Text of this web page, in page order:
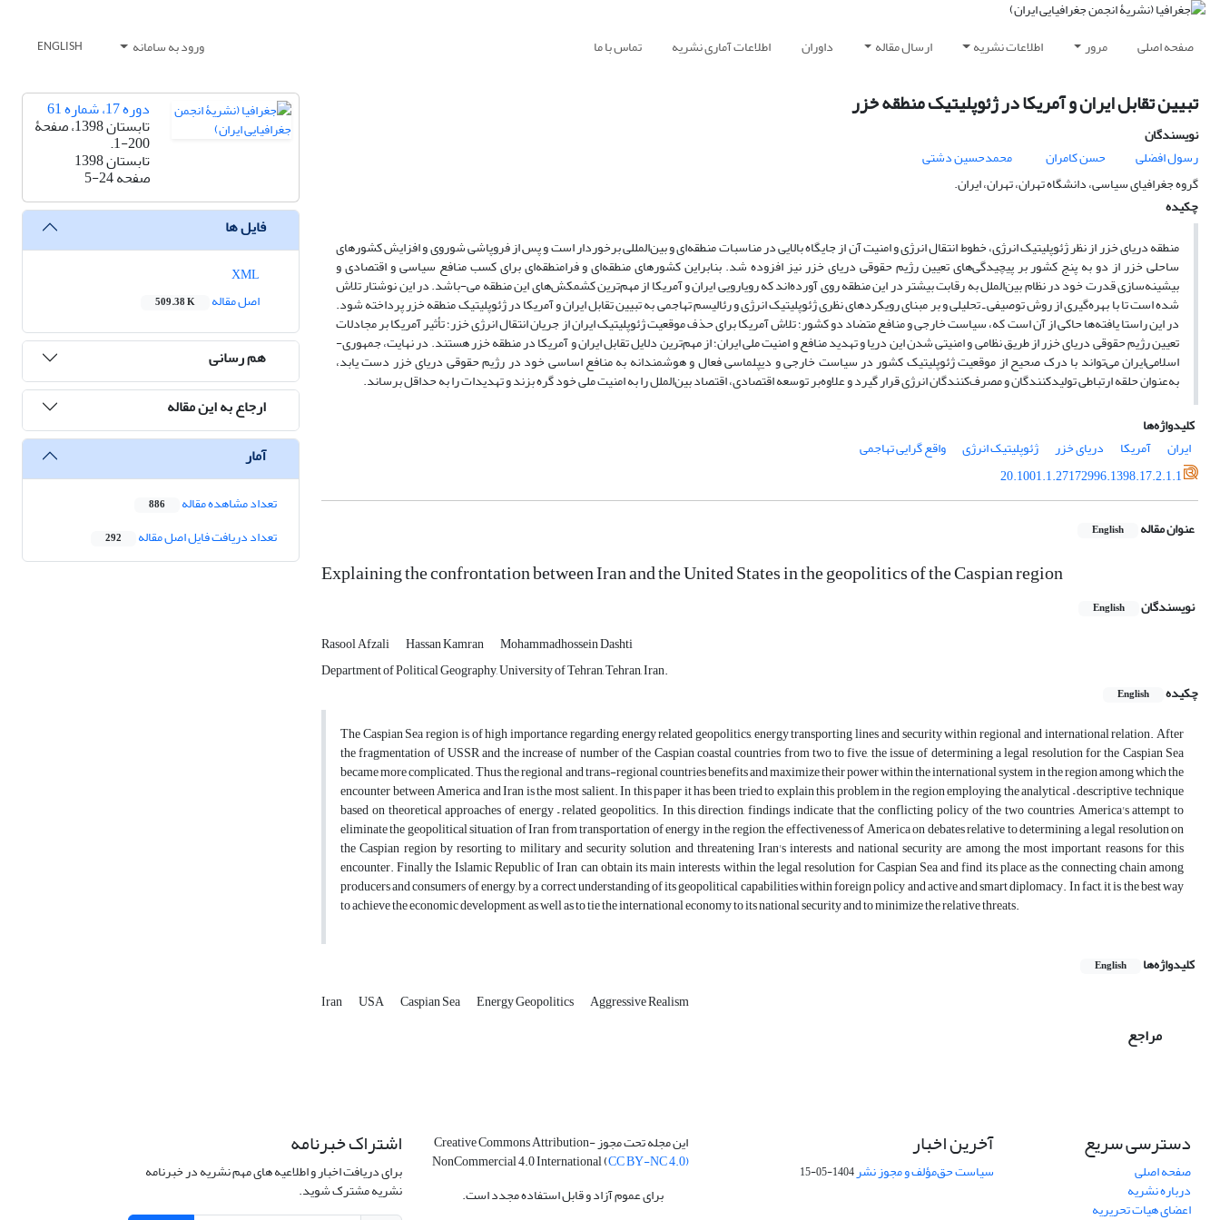
صفحه اصلی مرور اطلاعات نشریه ارسال مقاله داوران اطلاعات آماری نشریه تماس با ما ورود به سامانه ENGLISH
تبیین تقابل ایران و آمریکا در ژئوپلیتیک منطقه خزر
نویسندگان
رسول افضلی
حسن کامران
محمدحسین دشتی
گروه جغرافیای سیاسی، دانشگاه تهران، تهران، ایران.
چکیده
منطقه دریای‌ خزر از نظر ژئوپلیتیک انرژی، خطوط انتقال انرژی و امنیت آن از جایگاه بالایی در مناسبات منطقه‌ای و بین‌المللی برخوردار است و پس از فروپاشی شوروی و افزایش کشورهای
ساحلی خزر از دو به پنج کشور بر پیچیدگی‌های تعیین رژیم حقوقی دریای خزر نیز افزوده شد. بنابراین کشورهای منطقه‌‌ای و فرامنطقه‌ای برای کسب منافع سیاسی و اقتصادی و
بیشینه‌سازی قدرت خود در نظام بین‌الملل به رقابت بیشتر در این منطقه روی آورده‌اند که رویارویی ایران و آمریکا از مهم‌ترین کشمکش‌های این منطقه می-باشد. در این نوشتار تلاش
شده است تا با بهره‌گیری از روش توصیفی ـ تحلیلی و بر مبنای رویکردهای نظری ژئوپلیتیک انرژی و رئالیسم تهاجمی به تبیین تقابل ایران و آمریکا در ژئوپلیتیک منطقه خزر پرداخته شود.
در این راستا یافته‌ها حاکی از آن است که، سیاست خارجی و منافع متضاد دو کشور؛ تلاش آمریکا برای حذف موقعیت ژئوپلیتیک ایران از جریان انتقال انرژی خزر؛ تأثیر آمریکا بر مجادلات
تعیین رژیم حقوقی دریای خزر از طریق نظامی و امنیتی شدن این دریا و تهدید منافع و امنیت ملی ایران؛ از مهم‌ترین دلایل تقابل ایران و آمریکا در منطقه خزر هستند. در نهایت، جمهوری-
اسلامی‌ایران می‌تواند با درک صحیح از موقعیت ژئوپلیتیک کشور در سیاست خارجی و دیپلماسی فعال و هوشمندانه به منافع اساسی خود در رژیم حقوقی دریای خزر دست یابد،
به‌عنوان حلقه ارتباطی تولیدکنندگان و مصرف‌‌‌کنندگان انرژی قرار گیرد و علاوه‌بر توسعه اقتصادی، اقتصاد بین‌الملل را به امنیت ملی خود گره بزند و تهدیدات را به حداقل برساند.
کلیدواژه‌ها
ایران
آمریکا دریای خزر ژئوپلیتیک انرژی
واقع گرایی تهاجمی
20.1001.1.27172996.1398.17.2.1.1
عنوان مقاله English
Explaining the confrontation between Iran and the United States in the geopolitics of the Caspian region
نویسندگان English
Rasool Afzali Hassan Kamran
Mohammadhossein Dashti
Department of Political Geography, University of Tehran, Tehran, Iran.
چکیده
English
The Caspian Sea region is of high importance regarding energy related geopolitics, energy transporting lines and security within regional and international relation. After
the fragmentation of USSR and the increase of number of the Caspian coastal countries from two to five, the issue of determining a legal resolution for the Caspian Sea
became more complicated. Thus, the regional and trans-regional countries benefits and maximize their power within the international system in the region among which the
encounter between America and Iran is the most salient. In this paper it has been tried to explain this problem in the region employing the analytical – descriptive technique
based on theoretical approaches of energy – related geopolitics. In this direction, findings indicate that the conflicting policy of the two countries, America's attempt to
eliminate the geopolitical situation of Iran from transportation of energy in the region, the effectiveness of America on debates relative to determining a legal resolution on
the Caspian region by resorting to military and security solution and threatening Iran's interests and national security are among the most important reasons for this
encounter. Finally the Islamic Republic of Iran can obtain its main interests within the legal resolution for Caspian Sea and find its place as the connecting chain among
producers and consumers of energy, by a correct understanding of its geopolitical capabilities within foreign policy and active and smart diplomacy. In fact, it is the best way
to achieve the economic development, as well as to tie the international economy to its national security and to minimize the relative threats.
کلیدواژه‌ها English
Iran USA Caspian Sea Energy Geopolitics Aggressive Realism
مراجع
دوره 17، شماره 61
تابستان 1398، صفحۀ
200-1.
تابستان 1398
صفحه5-24
فایل ها
اصل مقاله
509.38 K
هم رسانی
ارجاع به این مقاله
آمار
تعداد مشاهده مقاله 886
تعداد دریافت فایل اصل مقاله 292
دسترسی سریع
صفحه اصلی
درباره نشریه
اعضای هیات تحریریه
آخرین اخبار
سیاست حق‌مؤلف و مجوز نشر1404-05-15
این مجله تحت مجوز Creative Commons Attribution-
NonCommercial 4.0 International (CC BY-NC 4.0)
برای عموم آزاد و قابل استفاده مجدد است.
اشتراک خبرنامه
برای دریافت اخبار و اطلاعیه های مهم نشریه در خبرنامه
نشریه مشترک شوید.